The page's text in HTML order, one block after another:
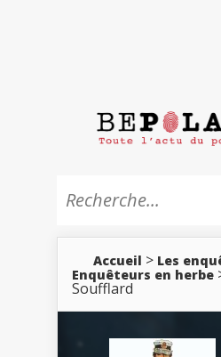
Accueil > Les
Enquêteurs en herbe
Soufflard